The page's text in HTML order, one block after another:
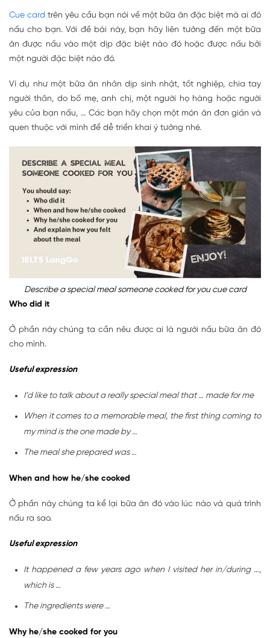
Cue card trên yêu cầu bạn nói về một bữa ăn đặc biệt mà ai đó
nấu cho bạn. Với đề bài này, bạn hãy liên tưởng đến một bữa
ăn được nấu vào một dịp đặc biệt nào đó hoặc được nấu bởi
một người đặc biệt nào đó.
Ví dụ như một bữa ăn nhân dịp sinh nhật, tốt nghiệp, chia tay
người thân, do bố mẹ, anh chị, một người họ hàng hoặc người
yêu của bạn nấu, … Các bạn hãy chọn một món ăn đơn giản và
quen thuộc với mình để dễ triển khai ý tưởng nhé.
Describe a special meal someone cooked for you cue card
Who did it
Ở phần này chúng ta cần nêu được ai là người nấu bữa ăn đó
cho mình.
Useful expression
I’d like to talk about a really special meal that … made for me
When it comes to a memorable meal, the first thing coming to
my mind is the one made by …
The meal she prepared was …
When and how he/she cooked
Ở phần này chúng ta kể lại bữa ăn đó vào lúc nào và quá trình
nấu ra sao.
Useful expression
It happened a few years ago when I visited her in/during …,
which is …
The ingredients were …
Why he/she cooked for you